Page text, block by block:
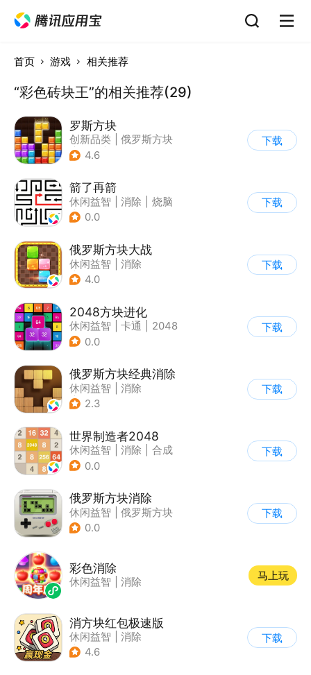
首页 游戏 相关推荐
“彩色砖块王”的相关推荐(29)
罗斯方块
创新品类
俄罗斯方块
| 脑洞
4.6
下载
箭了再箭
休闲益智 消除
烧脑
| 清新
0.0
下载
俄罗斯方块大战
休闲益智
消除
| 俄罗斯方块
4.0
下载
2048方块进化
休闲益智 卡通
2048
0.0
下载
俄罗斯方块经典消除
休闲益智
消除
| 俄罗斯方块
2.3
下载
世界制造者2048
休闲益智 消除
合成
0.0
下载
俄罗斯方块消除
休闲益智
俄罗斯方块
| 消除
0.0
下载
彩色消除
休闲益智 消除
马上玩
消方块红包极速版
休闲益智
消除
| 积分网赚
4.6
下载